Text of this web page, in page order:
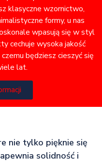
klasyczne wzornictwo,
formy, u nas
wpasują się w styl
cechuje wysoka jakość
będziesz cieszyć się
lat.
nie tylko pięknie się
solidność i